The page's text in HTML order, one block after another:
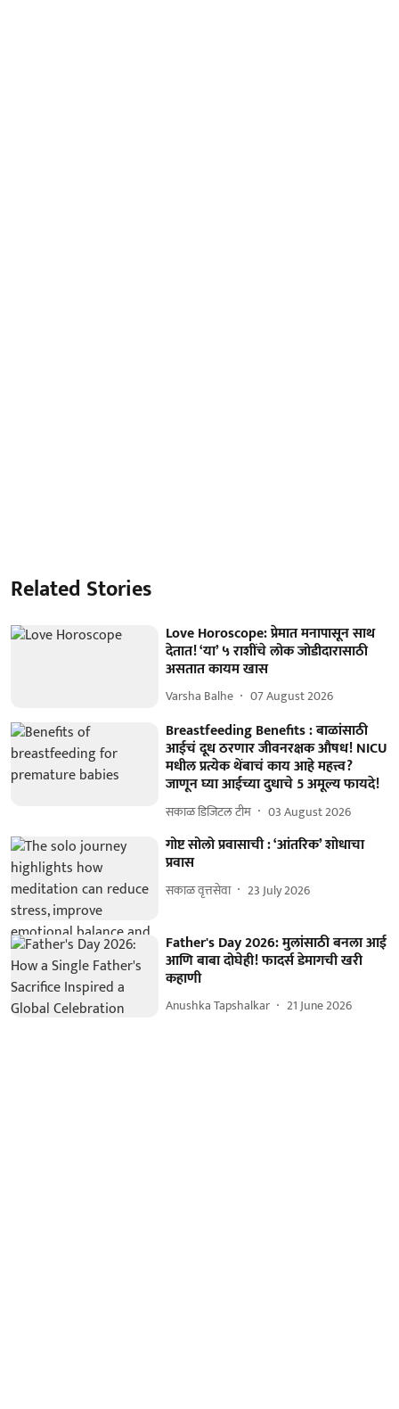
Related Stories
Love Horoscope: प्रेमात मनापासून साथ
देतात! ‘या’ ५ राशींचे लोक जोडीदारासाठी
असतात कायम खास
Varsha Balhe 07 August 2026
Breastfeeding Benefits : बाळांसाठी
आईचं दूध ठरणार जीवनरक्षक औषध! NICU
मधील प्रत्येक थेंबाचं काय आहे महत्त्व?
जाणून घ्या आईच्या दुधाचे 5 अमूल्य फायदे!
सकाळ डिजिटल टीम 03 August 2026
गोष्ट सोलो प्रवासाची : ‘आंतरिक’ शोधाचा
प्रवास
सकाळ वृत्तसेवा 23 July 2026
Father's Day 2026: मुलांसाठी बनला आई
आणि बाबा दोघेही! फादर्स डेमागची खरी
कहाणी
Anushka Tapshalkar 21 June 2026